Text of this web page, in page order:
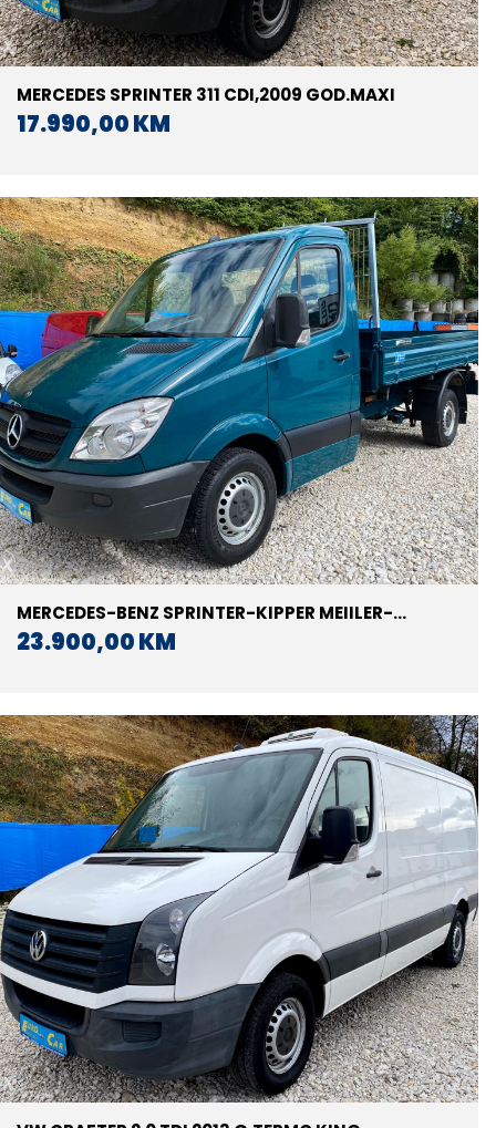
MERCEDES SPRINTER 311 CDI,2009 GOD.MAXI
17.990,00 KM
MERCEDES-BENZ SPRINTER-KIPPER MEIILER-
ORIGINAL
23.900,00 KM